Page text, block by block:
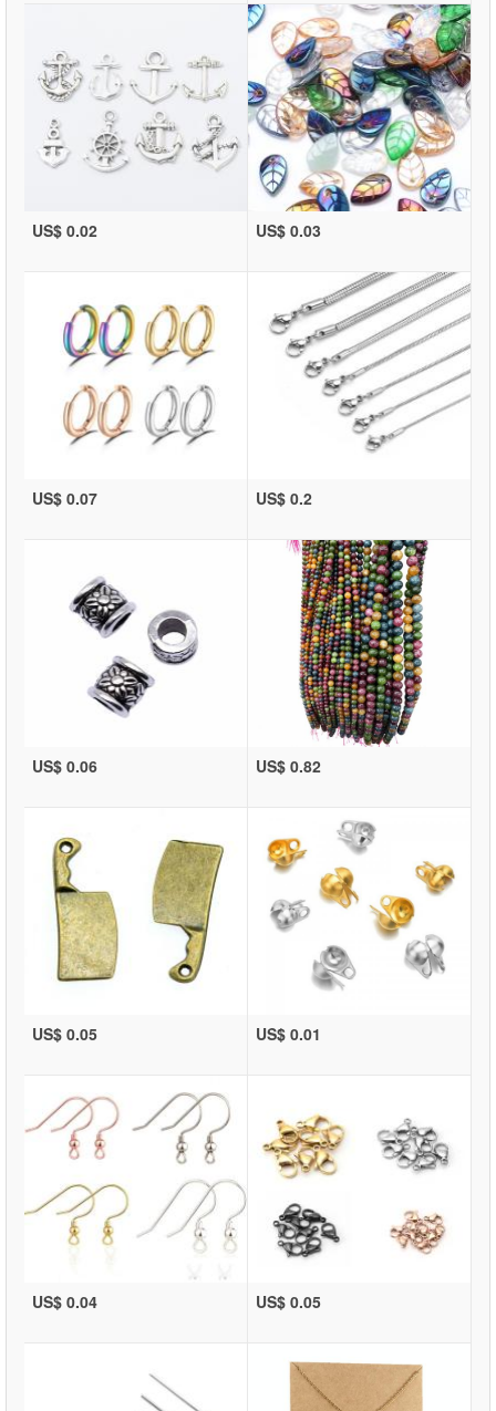
US$ 0.02 US$ 0.03
US$ 0.07 US$ 0.2
US$ 0.06 US$ 0.82
US$ 0.05 US$ 0.01
US$ 0.04 US$ 0.05